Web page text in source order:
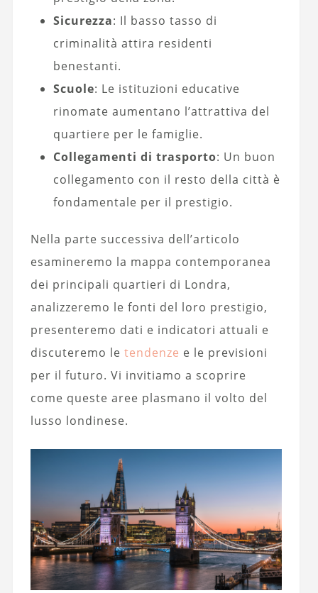
Sicurezza: Il basso tasso di
criminalità attira residenti
benestanti.
Scuole: Le istituzioni educative
rinomate aumentano l’attrattiva del
quartiere per le famiglie.
Collegamenti di trasporto: Un buon
collegamento con il resto della città è
fondamentale per il prestigio.
Nella parte successiva dell’articolo
esamineremo la mappa contemporanea
dei principali quartieri di Londra,
analizzeremo le fonti del loro prestigio,
presenteremo dati e indicatori attuali e
discuteremo le tendenze e le previsioni
per il futuro. Vi invitiamo a scoprire
come queste aree plasmano il volto del
lusso londinese.